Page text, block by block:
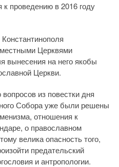
проведению в 2016 году
Церквями
вынесения на него якобы
Церкви.
из повестки дня
Собора уже были решены
отношения к
о православном
велика опасность того,
предательский
и антропологии.